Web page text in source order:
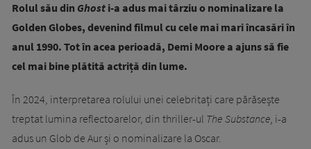
Rolul său din Ghost i-a adus mai târziu o nominalizare la
Golden Globes, devenind filmul cu cele mai mari încasări în
anul 1990. Tot în acea perioadă, Demi Moore a ajuns să fie
cel mai bine plătită actriță din lume.
În 2024, interpretarea rolului unei celebritați care părăsește
treptat lumina reflectoarelor, din thriller-ul The Substance, i-a
adus un Glob de Aur și o nominalizare la Oscar.